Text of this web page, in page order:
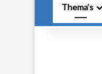
Thema’s